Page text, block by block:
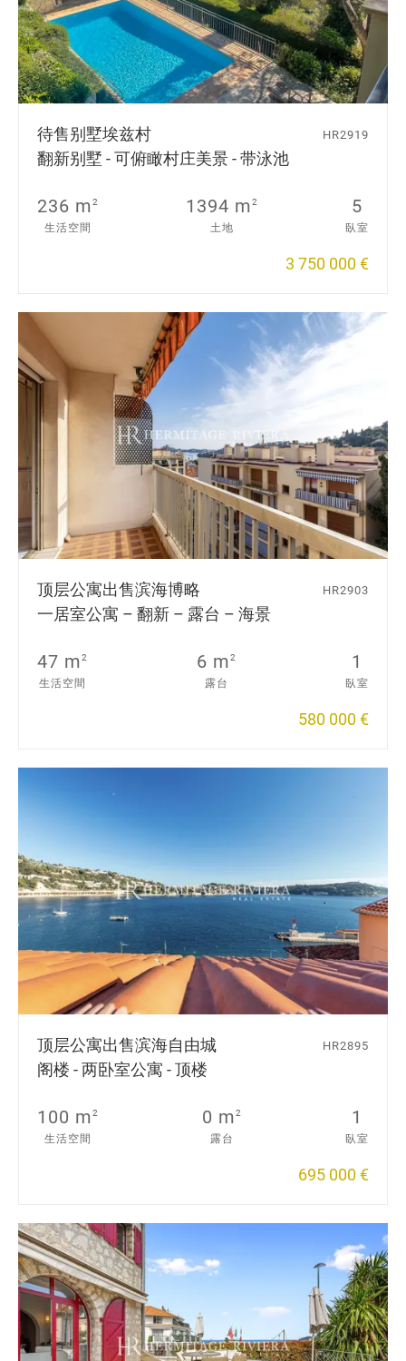
待售别墅埃兹村
翻新别墅 - 可俯瞰村庄美景 - 带泳池
HR2919
236 m2
生活空間
1394 m2
土地
5
臥室
3 750 000 €
顶层公寓出售滨海博略
一居室公寓 – 翻新 – 露台 – 海景
HR2903
47 m2
生活空間
6 m2
露台
1
臥室
580 000 €
顶层公寓出售滨海自由城
阁楼 - 两卧室公寓 - 顶楼
HR2895
100 m2
生活空間
0 m2
露台
1
臥室
695 000 €